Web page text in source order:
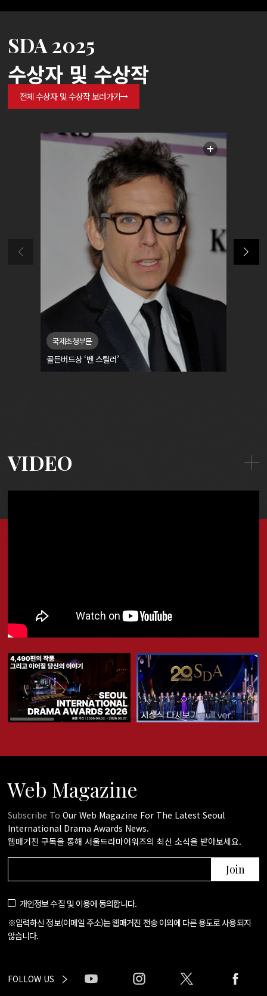
SDA 2025
수상자 및 수상작
전체 수상자 및 수상작 보러가기
국제초청부문
골든버드상 ‘벤 스틸러’
VIDEO
Web Magazine
Subscribe To Our Web Magazine For The Latest Seoul
International Drama Awards News.
웹매거진 구독을 통해 서울드라마어워즈의 최신 소식을 받아보세요.
Join
개인정보 수집 및 이용에 동의합니다.
※입력하신 정보(이메일 주소)는 웹매거진 전송 이외에 다른 용도로 사용되지
않습니다.
FOLLOW US